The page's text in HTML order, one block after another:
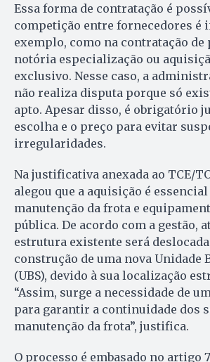
Essa forma de contratação é
competição entre fornecedores é
exemplo, como na contratação
notória especialização ou
exclusivo. Nesse caso, a
não realiza disputa porque só
apto. Apesar disso, é obrigatório
escolha e o preço para evitar
irregularidades.
Na justificativa anexada ao TCE/
alegou que a aquisição é
manutenção da frota e
pública. De acordo com a gestão,
estrutura existente será
construção de uma nova Unidade
(UBS), devido à sua localização
“Assim, surge a necessidade de
para garantir a continuidade dos
manutenção da frota”, justifica.
O processo é embasado no artigo